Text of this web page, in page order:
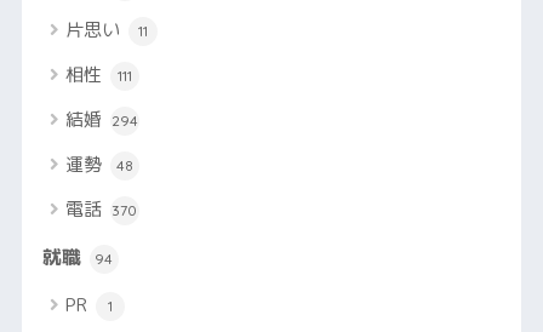
片思い 11
相性 111
結婚 294
運勢 48
電話 370
就職 94
PR 1